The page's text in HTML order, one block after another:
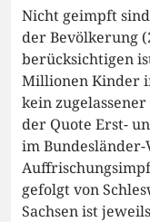
Nicht geimpft
der Bevölkerung
berücksichtigen
Millionen Kinder
kein
der Quote Erst-
im
gefolgt von
Sachsen ist